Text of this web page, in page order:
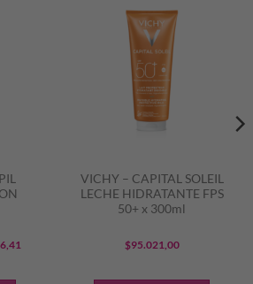
VICHY – CAPITAL SOLEIL
LECHE HIDRATANTE FPS
50+ x 300ml
$95.021,00